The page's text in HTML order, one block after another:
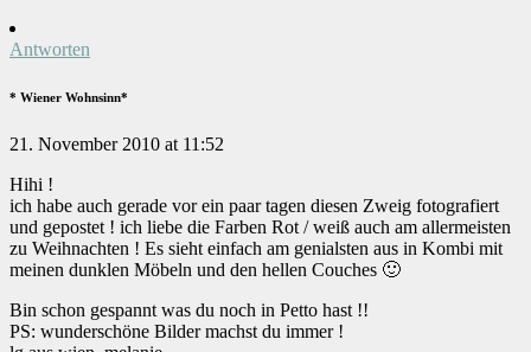
Antworten
* Wiener Wohnsinn*
21. November 2010 at 11:52
Hihi !
ich habe auch gerade vor ein paar tagen diesen Zweig fotografiert
und gepostet ! ich liebe die Farben Rot / weiß auch am allermeisten
zu Weihnachten ! Es sieht einfach am genialsten aus in Kombi mit
meinen dunklen Möbeln und den hellen Couches 🙂
Bin schon gespannt was du noch in Petto hast !!
PS: wunderschöne Bilder machst du immer !